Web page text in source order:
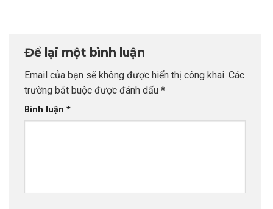
Để lại một bình luận
Email của bạn sẽ không được hiển thị công khai. Các
trường bắt buộc được đánh dấu *
Bình luận *